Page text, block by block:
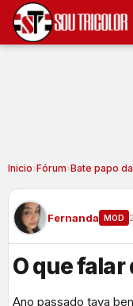
Inicio›Fórum›Bate papo
Fernanda MOD
O que falar
Ano passado tava